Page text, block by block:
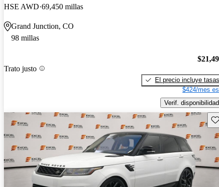
HSE AWD 69,450 millas
Grand Junction, CO
98 millas
Trato justo
El precio incluye tasas
$424/mes
Verif. disponibilidad